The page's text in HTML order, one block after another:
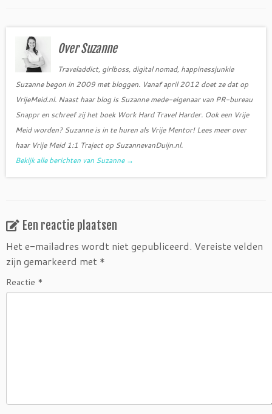
o e
r
Over Suzanne
Traveladdict, girlboss, digital nomad, happinessjunkie
Suzanne begon in 2009 met bloggen. Vanaf april 2012 doet ze dat op
VrijeMeid.nl. Naast haar blog is Suzanne mede-eigenaar van PR-bureau
Snappr en schreef zij het boek Work Hard Travel Harder. Ook een Vrije
Meid worden? Suzanne is in te huren als Vrije Mentor! Lees meer over
haar Vrije Meid 1:1 Traject op SuzannevanDuijn.nl.
Bekijk alle berichten van Suzanne →
Een reactie plaatsen
Het e-mailadres wordt niet gepubliceerd. Vereiste velden
zijn gemarkeerd met *
Reactie *